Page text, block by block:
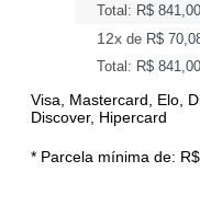
Total: R$ 841,00
12x de R$
Total: R$ 841,00
Visa, Mastercard, Elo,
Discover, Hipercard
* Parcela mínima de: